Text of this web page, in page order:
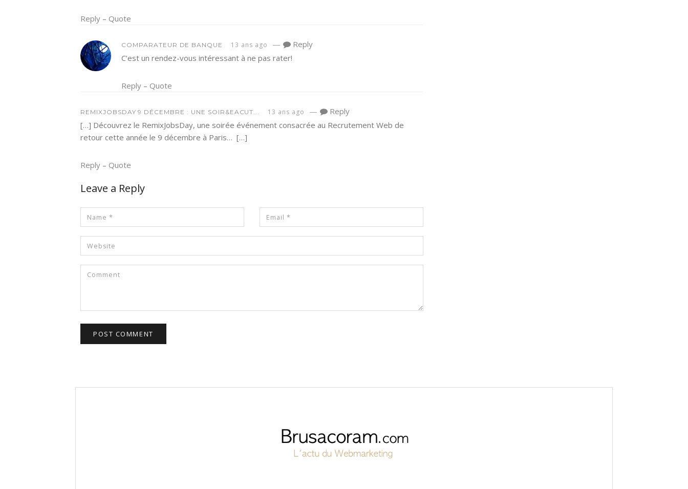
Reply – Quote
COMPARATEUR DE BANQUE 13 ans ago —
Reply
C’est un rendez-vous intéressant à ne pas rater!
Reply – Quote
REMIXJOBSDAY 9 DÉCEMBRE : UNE SOIR&EACUT... 13 ans ago —
Reply
[…] Découvrez le RemixJobsDay, une soirée événement consacrée au Recrutement Web de
retour cette année le 9 décembre à Paris… […]
Reply – Quote
Leave a Reply